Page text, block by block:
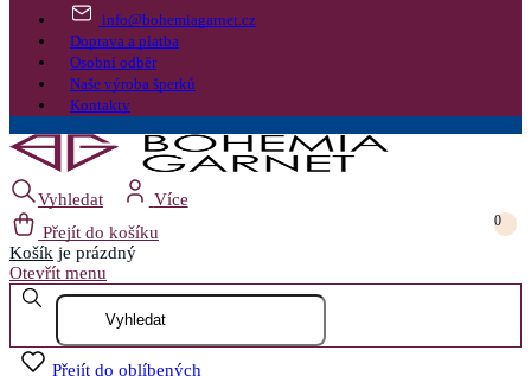
info@bohemiagarnet.cz
Doprava a platba
Osobní odběr
Naše výroba šperků
Kontakty
Vyhledat
Více
Přejít do košíku
0
Košík je prázdný
Otevřít menu
Přejít do oblíbených